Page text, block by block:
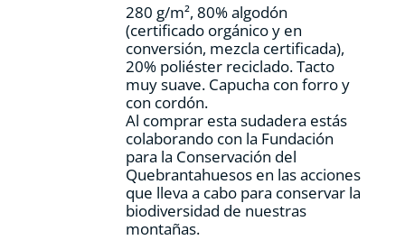
página
de
producto
280 g/m², 80% algodón
(certificado orgánico y en
conversión, mezcla certificada),
20% poliéster reciclado. Tacto
muy suave. Capucha con forro y
con cordón.
Al comprar esta sudadera estás
colaborando con la Fundación
para la Conservación del
Quebrantahuesos en las acciones
que lleva a cabo para conservar la
biodiversidad de nuestras
montañas.